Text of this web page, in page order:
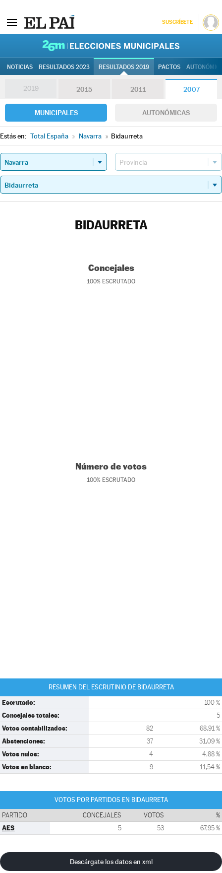
SUSCRÍBETE
NOTICIAS RESULTADOS 2023 RESULTADOS 2019 PACTOS
2019 2015 2011 2007
MUNICIPALES AUTONÓMICAS
Estás en: Total España » Navarra » Bidaurreta
BIDAURRETA
Concejales
100% ESCRUTADO
Número de votos
100% ESCRUTADO
RESUMEN DEL ESCRUTINIO DE BIDAURRETA
Escrutado: 100 %
Concejales totales: 5
Votos contabilizados: 82 68,91 %
Abstenciones: 37 31,09 %
Votos nulos: 4 4,88 %
Votos en blanco: 9 11,54 %
VOTOS POR PARTIDOS EN BIDAURRETA
PARTIDO CONCEJALES VOTOS %
AES 5 53 67,95 %
Descárgate los datos en xml